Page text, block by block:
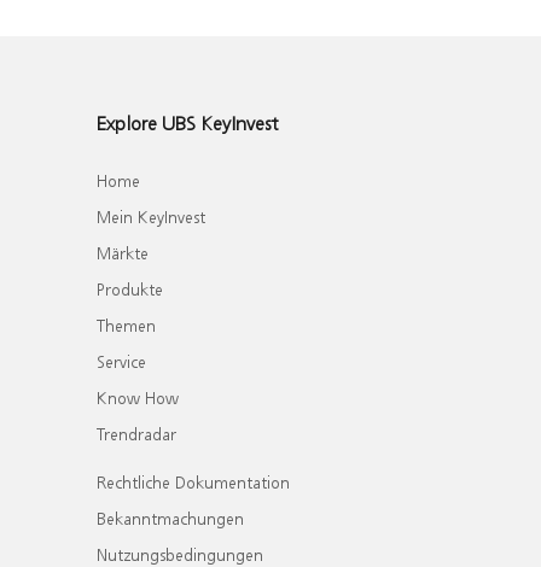
Explore UBS KeyInvest
Home
Mein KeyInvest
Märkte
Produkte
Themen
Service
Know How
Trendradar
Rechtliche Dokumentation
Bekanntmachungen
Nutzungsbedingungen